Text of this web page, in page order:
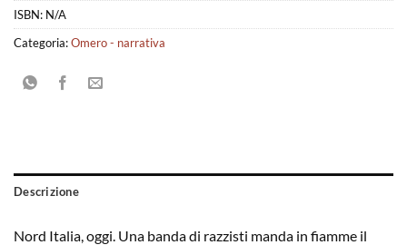
ISBN: N/A
Categoria:Omero - narrativa
Descrizione
Nord Italia, oggi. Una banda di razzisti manda in fiamme il